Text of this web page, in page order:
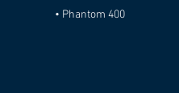
• Phantom 400